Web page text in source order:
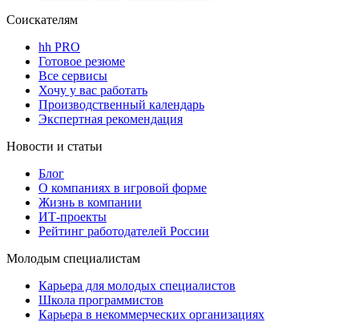
Соискателям
hh PRO
Готовое резюме
Все сервисы
Хочу у вас работать
Производственный календарь
Экспертная рекомендация
Новости и статьи
Блог
О компаниях в игровой форме
Жизнь в компании
ИТ-проекты
Рейтинг работодателей России
Молодым специалистам
Карьера для молодых специалистов
Школа программистов
Карьера в некоммерческих организациях